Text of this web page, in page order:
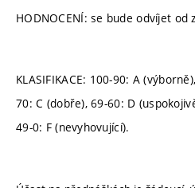
HODNOCENÍ: se bude odvíjet od
KLASIFIKACE: 100-90: A
70: C (dobře), 69-60: D
49-0: F (nevyhovující).